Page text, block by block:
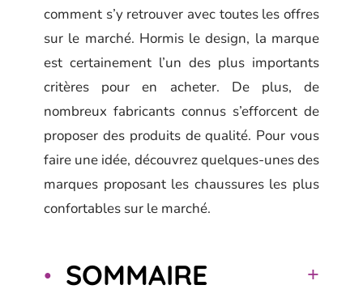
comment s’y retrouver avec toutes les offres
sur le marché. Hormis le design, la marque
est certainement l’un des plus importants
critères pour en acheter. De plus, de
nombreux fabricants connus s’efforcent de
proposer des produits de qualité. Pour vous
faire une idée, découvrez quelques-unes des
marques proposant les chaussures les plus
confortables sur le marché.
SOMMAIRE